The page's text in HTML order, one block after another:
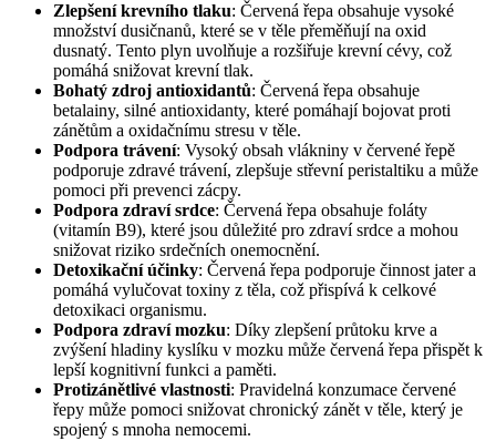
Zlepšení krevního tlaku: Červená řepa obsahuje vysoké
množství dusičnanů, které se v těle přeměňují na oxid
dusnatý. Tento plyn uvolňuje a rozšiřuje krevní cévy, což
pomáhá snižovat krevní tlak.
Bohatý zdroj antioxidantů: Červená řepa obsahuje
betalainy, silné antioxidanty, které pomáhají bojovat proti
zánětům a oxidačnímu stresu v těle.
Podpora trávení: Vysoký obsah vlákniny v červené řepě
podporuje zdravé trávení, zlepšuje střevní peristaltiku a může
pomoci při prevenci zácpy.
Podpora zdraví srdce: Červená řepa obsahuje foláty
(vitamín B9), které jsou důležité pro zdraví srdce a mohou
snižovat riziko srdečních onemocnění.
Detoxikační účinky: Červená řepa podporuje činnost jater a
pomáhá vylučovat toxiny z těla, což přispívá k celkové
detoxikaci organismu.
Podpora zdraví mozku: Díky zlepšení průtoku krve a
zvýšení hladiny kyslíku v mozku může červená řepa přispět k
lepší kognitivní funkci a paměti.
Protizánětlivé vlastnosti: Pravidelná konzumace červené
řepy může pomoci snižovat chronický zánět v těle, který je
spojený s mnoha nemocemi.